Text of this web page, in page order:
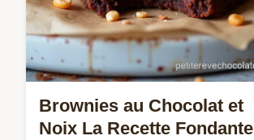
Brownies au Chocolat et
Noix La Recette Fondante